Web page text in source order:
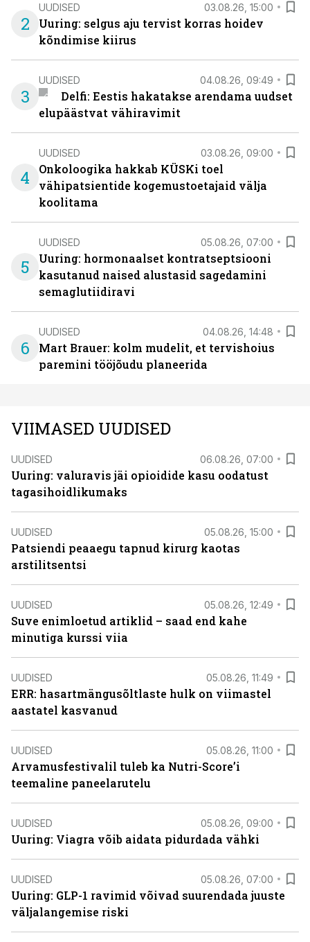
2
UUDISED 03.08.26, 15:00
Uuring: selgus aju tervist korras hoidev
kõndimise kiirus
3
UUDISED 04.08.26, 09:49
Delfi: Eestis hakatakse arendama uudset
elupäästvat vähiravimit
4
UUDISED 03.08.26, 09:00
Onkoloogika hakkab KÜSKi toel
vähipatsientide kogemustoetajaid välja
koolitama
5
UUDISED 05.08.26, 07:00
Uuring: hormonaalset kontratseptsiooni
kasutanud naised alustasid sagedamini
semaglutiidiravi
6
UUDISED 04.08.26, 14:48
Mart Brauer: kolm mudelit, et tervishoius
paremini tööjõudu planeerida
VIIMASED UUDISED
UUDISED 06.08.26, 07:00
Uuring: valuravis jäi opioidide kasu oodatust
tagasihoidlikumaks
UUDISED 05.08.26, 15:00
Patsiendi peaaegu tapnud kirurg kaotas
arstilitsentsi
UUDISED 05.08.26, 12:49
Suve enimloetud artiklid – saad end kahe
minutiga kurssi viia
UUDISED 05.08.26, 11:49
ERR: hasartmängusõltlaste hulk on viimastel
aastatel kasvanud
UUDISED 05.08.26, 11:00
Arvamusfestivalil tuleb ka Nutri-Score’i
teemaline paneelarutelu
UUDISED 05.08.26, 09:00
Uuring: Viagra võib aidata pidurdada vähki
UUDISED 05.08.26, 07:00
Uuring: GLP-1 ravimid võivad suurendada juuste
väljalangemise riski